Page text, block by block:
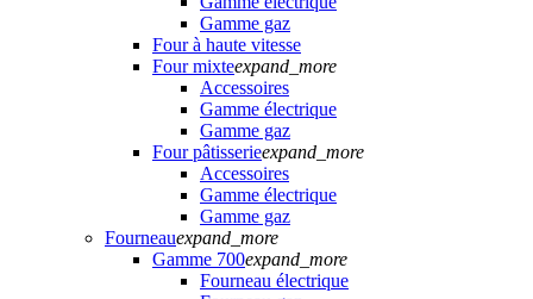
Gamme gaz
Four à haute vitesse
Four mixteexpand_more
Accessoires
Gamme électrique
Gamme gaz
Four pâtisserieexpand_more
Accessoires
Gamme électrique
Gamme gaz
Fourneauexpand_more
Gamme 700expand_more
Fourneau électrique